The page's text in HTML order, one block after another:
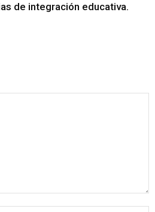
de integración educativa.